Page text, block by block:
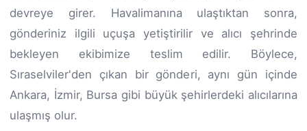
devreye girer. Havalimanına ulaştıktan sonra,
gönderiniz ilgili uçuşa yetiştirilir ve alıcı şehrinde
bekleyen ekibimize teslim edilir. Böylece,
Sıraselviler'den çıkan bir gönderi, aynı gün içinde
Ankara, İzmir, Bursa gibi büyük şehirlerdeki alıcılarına
ulaşmış olur.